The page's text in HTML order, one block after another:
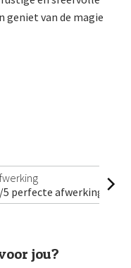
geniet van de magie
5 perfecte afwerking
jou?